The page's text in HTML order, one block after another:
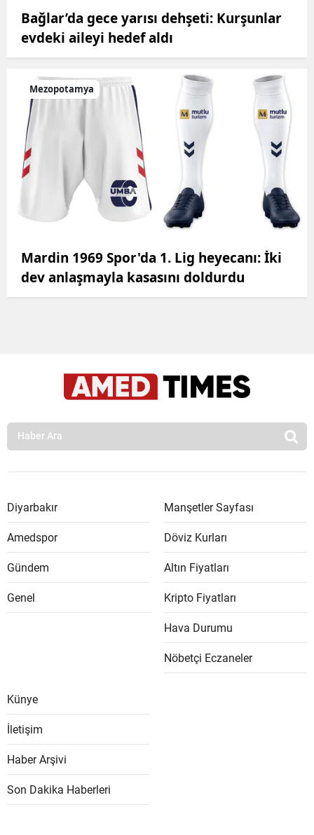
Bağlar’da gece yarısı dehşeti: Kurşunlar
evdeki aileyi hedef aldı
Mezopotamya
Mardin 1969 Spor'da 1. Lig heyecanı: İki
dev anlaşmayla kasasını doldurdu
Diyarbakır
Amedspor
Gündem
Genel
Manşetler Sayfası
Döviz Kurları
Altın Fiyatları
Kripto Fiyatları
Hava Durumu
Nöbetçi Eczaneler
Künye
İletişim
Haber Arşivi
Son Dakika Haberleri